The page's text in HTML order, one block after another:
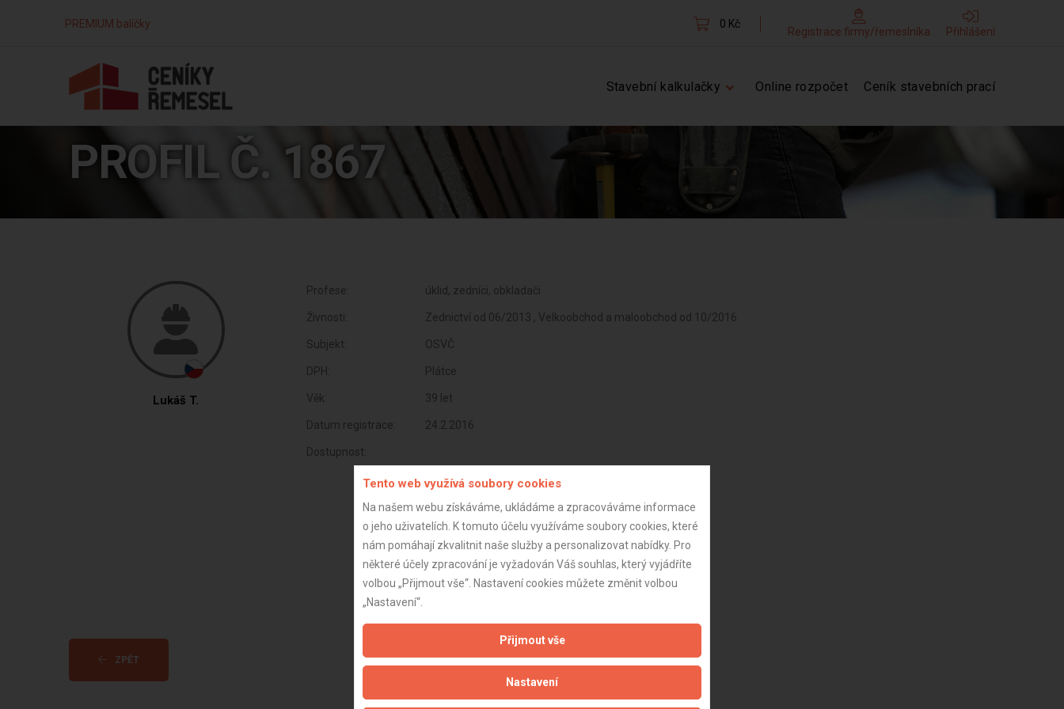
PREMIUM balíčky 0 Kč
Registrace firmy/řemeslníka Přihlášení
Stavební kalkulačky Online rozpočet Ceník stavebních prací
PROFIL Č. 1867
Lukáš T.
Profese: úklid, zedníci, obkladači
Živnosti: Zednictví od 06/2013 , Velkoobchod a maloobchod od 10/2016
Subjekt: OSVČ
DPH: Plátce
Věk: 39 let
Datum registrace: 24.2.2016
Dostupnost:
ZPĚT
Tento web využívá soubory cookies
Na našem webu získáváme, ukládáme a zpracováváme informace
o jeho uživatelích. K tomuto účelu využíváme soubory cookies, které
nám pomáhají zkvalitnit naše služby a personalizovat nabídky. Pro
některé účely zpracování je vyžadován Váš souhlas, který vyjádříte
volbou „Přijmout vše“. Nastavení cookies můžete změnit volbou
„Nastavení“.
Přijmout vše
Nastavení